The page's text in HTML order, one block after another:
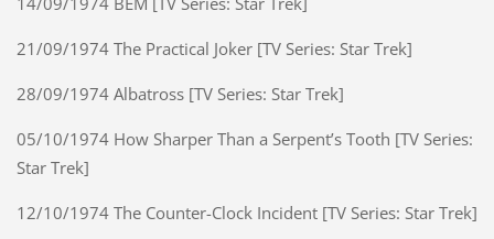
21/09/1974 The Practical Joker [TV Series: Star Trek]
28/09/1974 Albatross [TV Series: Star Trek]
05/10/1974 How Sharper Than a Serpent’s Tooth [TV Series:
Star Trek]
12/10/1974 The Counter-Clock Incident [TV Series: Star Trek]